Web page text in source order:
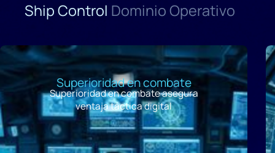
Ship Control Dominio Operativo
Superioridad en combate
Superioridad en combate asegura
ventaja táctica digital